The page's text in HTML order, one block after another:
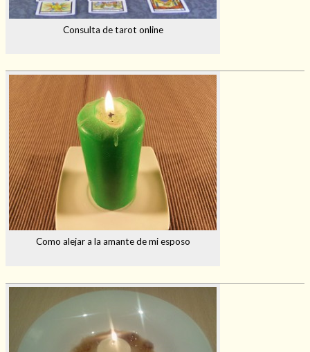
Consulta de tarot online
Como alejar a la amante de mi esposo